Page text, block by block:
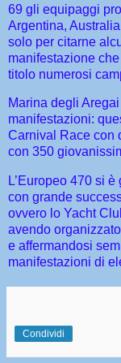
69 gli equipaggi
Argentina,
solo per citarne
manifestazione
titolo numerosi
Marina degli
manifestazioni:
Carnival Race con
con 350
L’Europeo 470 si
con grande
ovvero lo Yacht
avendo
e affermandosi
manifestazioni di
Condividi